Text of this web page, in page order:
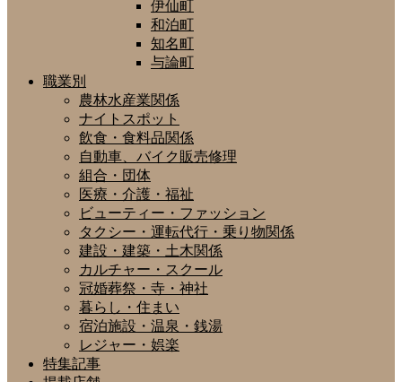
伊仙町
和泊町
知名町
与論町
職業別
農林水産業関係
ナイトスポット
飲食・食料品関係
自動車、バイク販売修理
組合・団体
医療・介護・福祉
ビューティー・ファッション
タクシー・運転代行・乗り物関係
建設・建築・土木関係
カルチャー・スクール
冠婚葬祭・寺・神社
暮らし・住まい
宿泊施設・温泉・銭湯
レジャー・娯楽
特集記事